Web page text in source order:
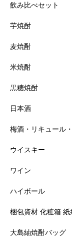
飲み比べセット
芋焼酎
麦焼酎
米焼酎
黒糖焼酎
日本酒
梅酒・リキュール
ウイスキー
ワイン
ハイボール
梱包資材 化粧箱
大島紬焼酎バッグ